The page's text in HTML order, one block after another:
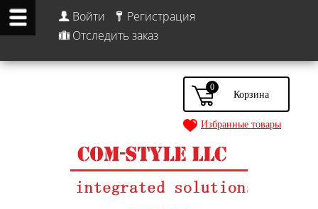
Войти
Регистрация
Отследить заказ
0
Избранные товары